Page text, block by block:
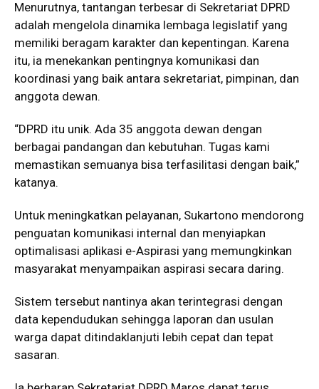
Menurutnya, tantangan terbesar di Sekretariat DPRD
adalah mengelola dinamika lembaga legislatif yang
memiliki beragam karakter dan kepentingan. Karena
itu, ia menekankan pentingnya komunikasi dan
koordinasi yang baik antara sekretariat, pimpinan, dan
anggota dewan.
“DPRD itu unik. Ada 35 anggota dewan dengan
berbagai pandangan dan kebutuhan. Tugas kami
memastikan semuanya bisa terfasilitasi dengan baik,”
katanya.
Untuk meningkatkan pelayanan, Sukartono mendorong
penguatan komunikasi internal dan menyiapkan
optimalisasi aplikasi e-Aspirasi yang memungkinkan
masyarakat menyampaikan aspirasi secara daring.
Sistem tersebut nantinya akan terintegrasi dengan
data kependudukan sehingga laporan dan usulan
warga dapat ditindaklanjuti lebih cepat dan tepat
sasaran.